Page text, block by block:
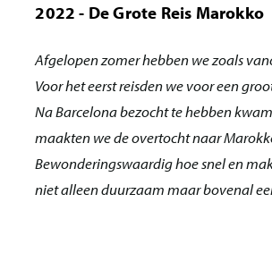
2022 - De Grote Reis Marokko
Afgelopen zomer hebben we zoals
Voor het eerst reisden we voor een
Na Barcelona bezocht te hebben
maakten we de overtocht naar
Bewonderingswaardig hoe snel en
niet alleen duurzaam maar bovenal